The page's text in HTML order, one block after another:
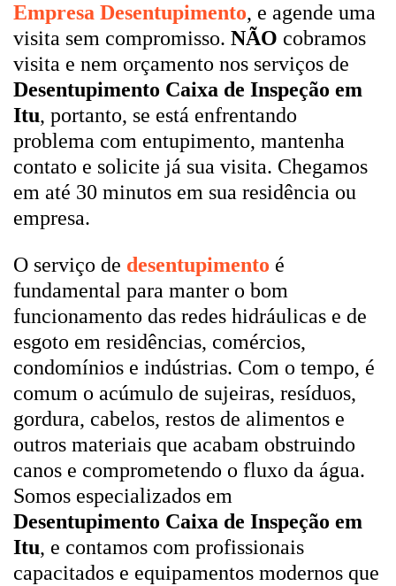
Empresa Desentupimento, e agende uma
visita sem compromisso. NÃO cobramos
visita e nem orçamento nos serviços de
Desentupimento Caixa de Inspeção em
Itu, portanto, se está enfrentando
problema com entupimento, mantenha
contato e solicite já sua visita. Chegamos
em até 30 minutos em sua residência ou
empresa.
O serviço de desentupimento é
fundamental para manter o bom
funcionamento das redes hidráulicas e de
esgoto em residências, comércios,
condomínios e indústrias. Com o tempo, é
comum o acúmulo de sujeiras, resíduos,
gordura, cabelos, restos de alimentos e
outros materiais que acabam obstruindo
canos e comprometendo o fluxo da água.
Somos especializados em
Desentupimento Caixa de Inspeção em
Itu, e contamos com profissionais
capacitados e equipamentos modernos que